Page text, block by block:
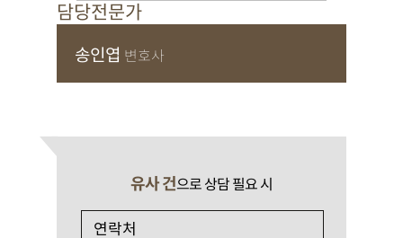
담당전문가
송인엽 변호사
유사 건으로 상담 필요 시